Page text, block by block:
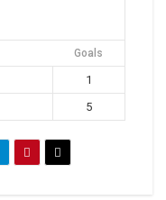
Goals
1
5